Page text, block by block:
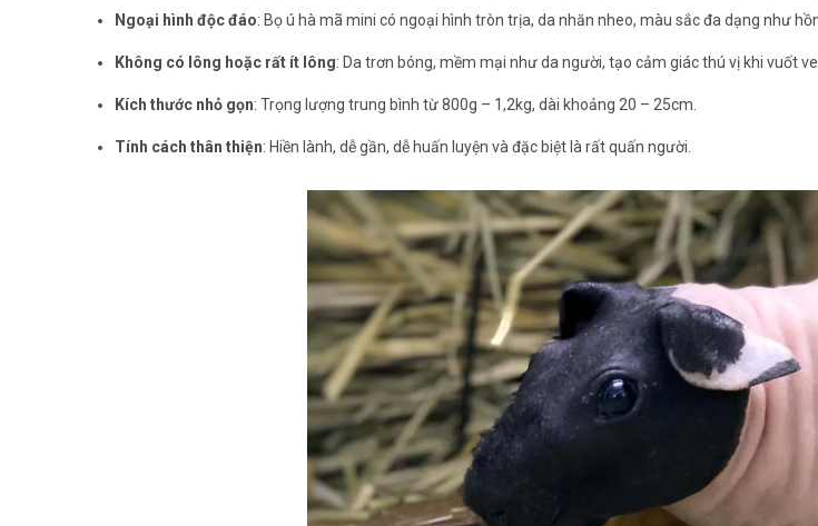
Ngoại hình độc đáo: Bọ ú hà mã mini có ngoại hình tròn trịa, da nhăn nheo, màu sắc đa dạng như
Không có lông hoặc rất ít lông: Da trơn bóng, mềm mại như da người, tạo cảm giác thú vị khi vuốt
Kích thước nhỏ gọn: Trọng lượng trung bình từ 800g – 1,2kg, dài khoảng 20 – 25cm.
Tính cách thân thiện: Hiền lành, dễ gần, dễ huấn luyện và đặc biệt là rất quấn người.